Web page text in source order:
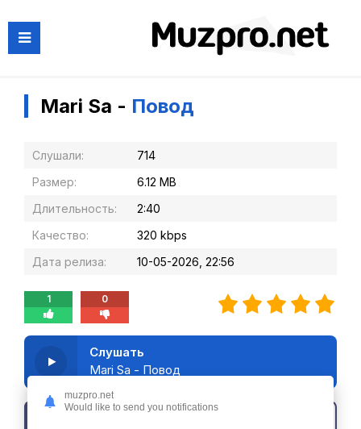
Mari Sa - Повод
Слушали:
714
Размер:
6.12 MB
Длительность:
2:40
Качество:
320 kbps
Дата релиза:
10-05-2026, 22:56
1 0
Слушать
Mari Sa - Повод
muzpro.net
Would like to send you notifications